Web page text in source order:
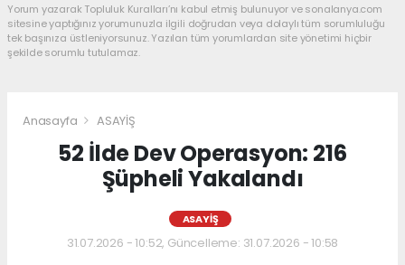
Yorum yazarak Topluluk Kuralları’nı kabul etmiş bulunuyor ve sonalanya.com
sitesine yaptığınız yorumunuzla ilgili doğrudan veya dolaylı tüm sorumluluğu
tek başınıza üstleniyorsunuz. Yazılan tüm yorumlardan site yönetimi hiçbir
şekilde sorumlu tutulamaz.
Anasayfa ASAYİŞ
52 İlde Dev Operasyon: 216
Şüpheli Yakalandı
ASAYİŞ
31.07.2026 - 10:52, Güncelleme: 31.07.2026 - 10:58